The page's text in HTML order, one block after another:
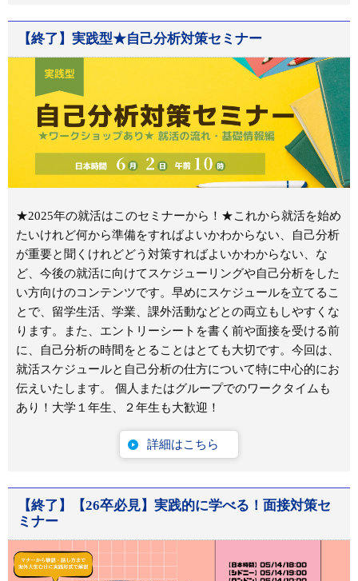
【終了】実践型★自己分析対策セミナー
★2025年の就活はこのセミナーから！★これから就活を始め
たいけれど何から準備をすればよいかわからない、自己分析
が重要と聞くけれどどう対策すればよいかわからない、な
ど、今後の就活に向けてスケジューリングや自己分析をした
い方向けのコンテンツです。早めにスケジュールを立てるこ
とで、留学生活、学業、課外活動などとの両立もしやすくな
ります。また、エントリーシートを書く前や面接を受ける前
に、自己分析の時間をとることはとても大切です。今回は、
就活スケジュールと自己分析の仕方について特に中心的にお
伝えいたします。 個人またはグループでのワークタイムも
あり！大学１年生、２年生も大歓迎！
詳細はこちら
【終了】【26卒必見】実践的に学べる！面接対策セ
ミナー